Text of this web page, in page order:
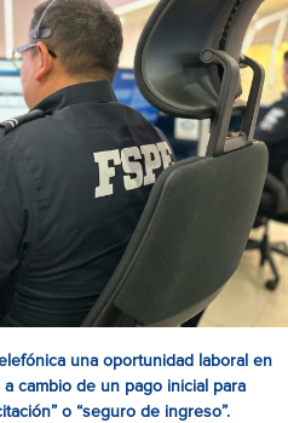
una oportunidad laboral en
cambio de un pago inicial para
o “seguro de ingreso”.